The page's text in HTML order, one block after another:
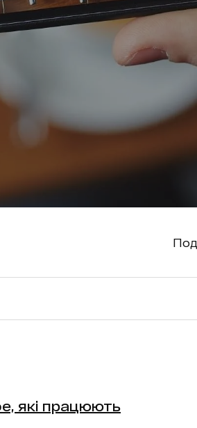
які працюють